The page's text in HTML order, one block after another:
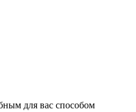
для вас способом